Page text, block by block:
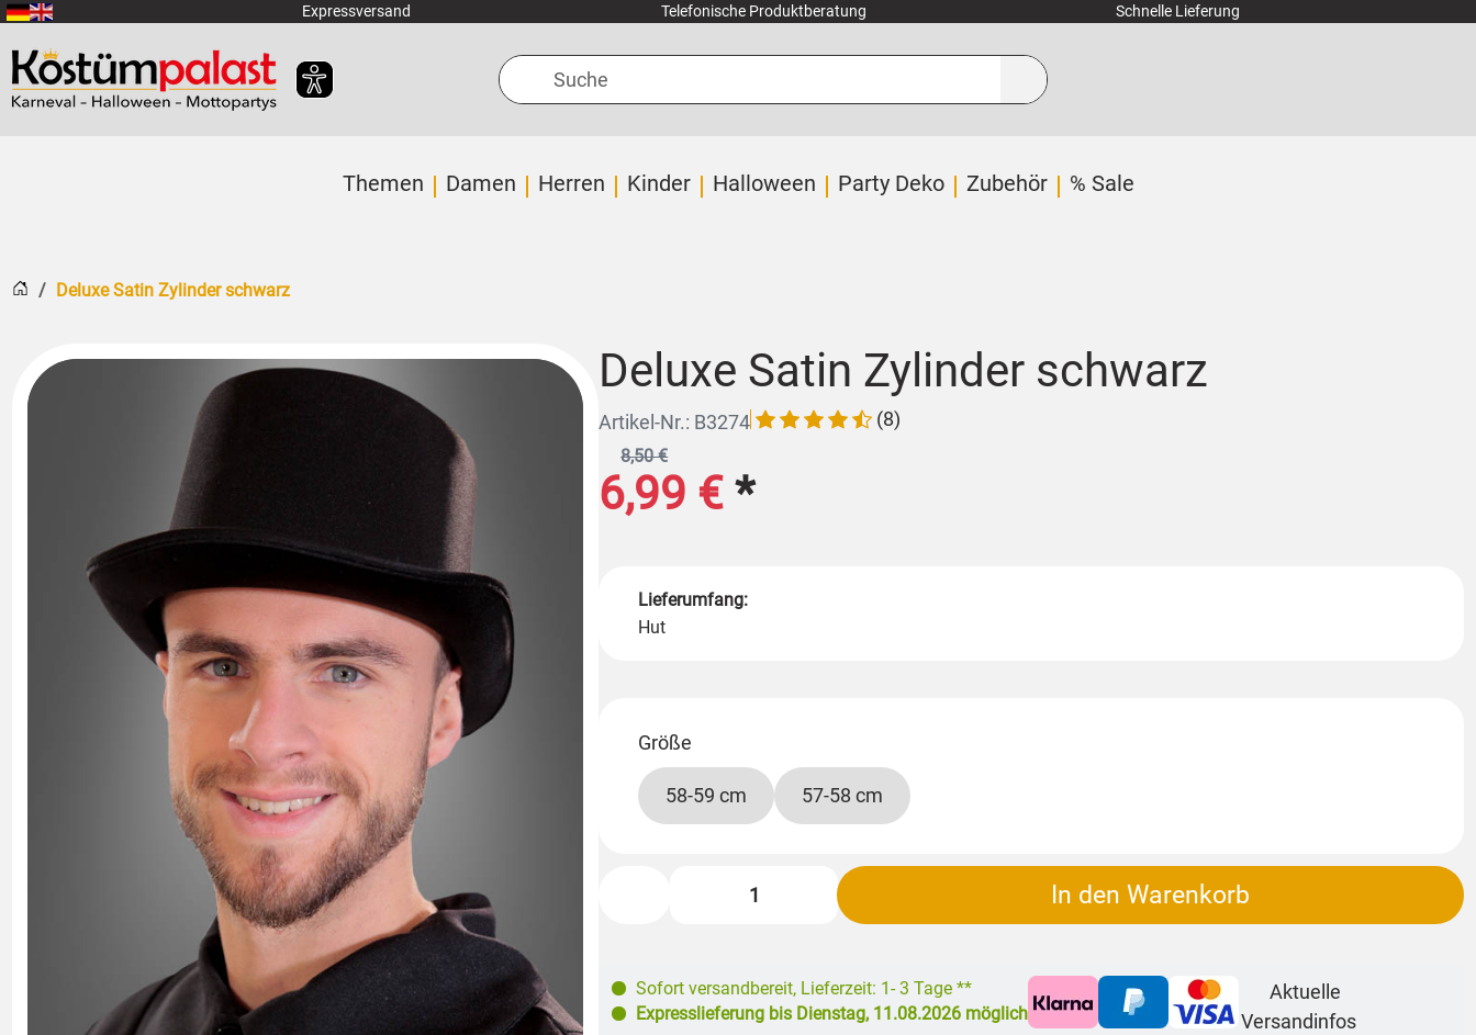
Zum Hauptinhalt springen Expressversand Telefonische Produktberatung Schnelle Lieferung
Suche
Themen Damen Herren Kinder Halloween Party Deko Zubehör % Sale
Startseite
Deluxe Satin Zylinder schwarz
Deluxe Satin Zylinder schwarz
Artikel-Nr.: B3274 (8)
6,99 €*
8,50 €
Lieferumfang:
Hut
Größe
58-59 cm 57-58 cm
In den Warenkorb
Sofort versandbereit, Lieferzeit: 1- 3 Tage **
Expresslieferung bis Dienstag, 11.08.2026 möglich
Aktuelle
Versandinfos